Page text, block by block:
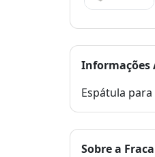
Informações
Espátula
Sobre a